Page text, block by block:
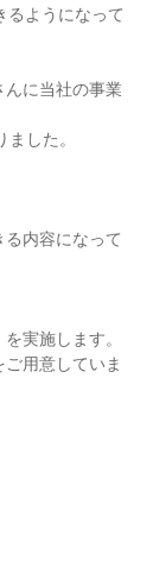
るようになって
に当社の事業
した。
内容になって
実施します。
用意していま